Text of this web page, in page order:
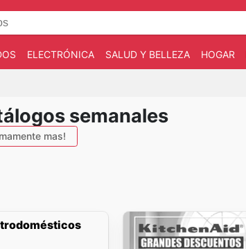
ELECTRÓNICA SALUD Y BELLEZA HOGAR
semanales
mas!